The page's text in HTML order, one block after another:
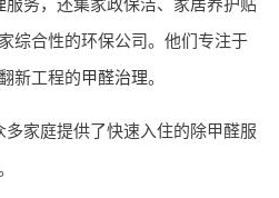
综合性的环保公司。他们专注于
新工程的甲醛治理。
家庭提供了快速入住的除甲醛服